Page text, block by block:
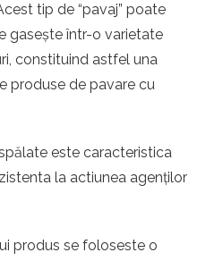
tip de “pavaj” poate
gasește într-o varietate
constituind astfel una
produse de pavare cu
este caracteristica
la actiunea agenților
produs se foloseste o